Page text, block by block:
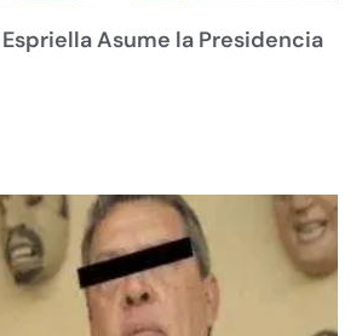
Asume la Presidencia